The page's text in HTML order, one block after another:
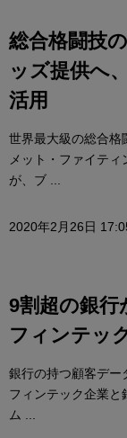
総合格闘技
ッズ提供へ
活用
世界最大級の総合格
メット・ファイティ
が、ブ ...
2020年2月26日
9割超の銀行
フィンテッ
銀行の持つ顧客デー
フィンテック企業と
ム ...